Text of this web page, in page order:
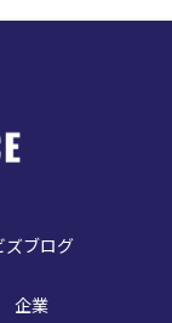
ズブログ
企業